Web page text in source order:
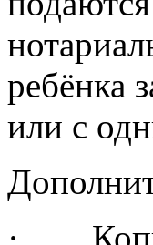
ребёнка
или с
·